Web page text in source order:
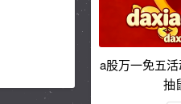
a股万一免五
抽